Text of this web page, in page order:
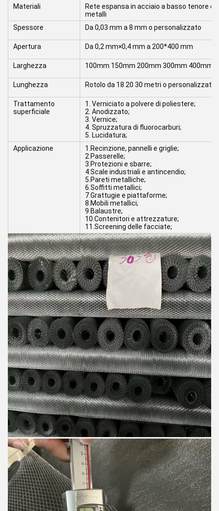
Materiali
Rete espansa in acciaio a basso tenore
metalli
Spessore
Da 0,03 mm a 8 mm o personalizzato
Apertura Da 0,2 mm×0,4 mm a 200*400 mm
Larghezza 100mm 150mm 200mm 300mm 400mm
Lunghezza Rotolo da 18 20 30 metri o personalizzato
Trattamento
superficiale
1. Verniciato a polvere di poliestere;
2. Anodizzato;
3. Vernice;
4. Spruzzatura di fluorocarburi;
5. Lucidatura;
Applicazione
1.Recinzione, pannelli e griglie;
2.Passerelle;
3.Protezioni e sbarre;
4.Scale industriali e antincendio;
5.Pareti metalliche;
6.Soffitti metallici;
7.Grattugie e piattaforme;
8.Mobili metallici;
9.Balaustre;
10.Contenitori e attrezzature;
11.Screening delle facciate;